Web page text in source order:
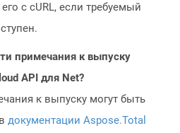
с cURL, если требуемый
примечания к выпуску
API для Net?
к выпуску могут быть
документации Aspose.Total